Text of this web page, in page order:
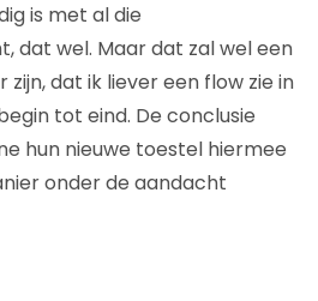
is met al die
dat wel. Maar dat zal wel een
dat ik liever een flow zie in
tot eind. De conclusie
hun nieuwe toestel hiermee
onder de aandacht